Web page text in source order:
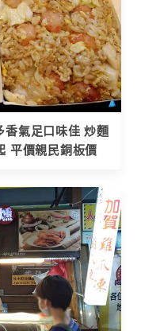
香氣足口味佳 炒麵
平價親民銅板價